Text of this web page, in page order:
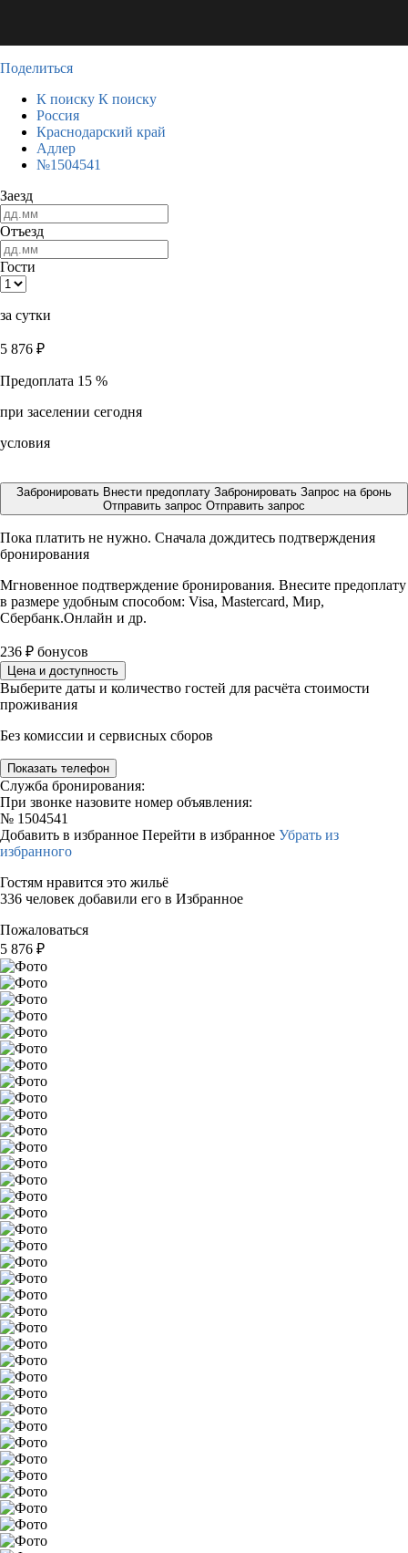
Поделиться
К поиску К поиску
Россия
Краснодарский край
Адлер
№1504541
Заезд
Отъезд
Гости
за сутки
5 876 ₽
Предоплата 15 %
при заселении сегодня
условия
Забронировать Внести предоплату Забронировать Запрос на бронь
Отправить запрос Отправить запрос
Пока платить не нужно. Сначала дождитесь подтверждения
бронирования
Мгновенное подтверждение бронирования. Внесите предоплату
в размере удобным способом: Visa, Mastercard, Мир,
Сбербанк.Онлайн и др.
236 ₽ бонусов
Цена и доступность
Выберите даты и количество гостей для расчёта стоимости
проживания
Без комиссии и сервисных сборов
Показать телефон
Служба бронирования:
При звонке назовите номер объявления:
№ 1504541
Добавить в избранное Перейти в избранное Убрать из
избранного
Гостям нравится это жильё
336 человек добавили его в Избранное
Пожаловаться
5 876 ₽